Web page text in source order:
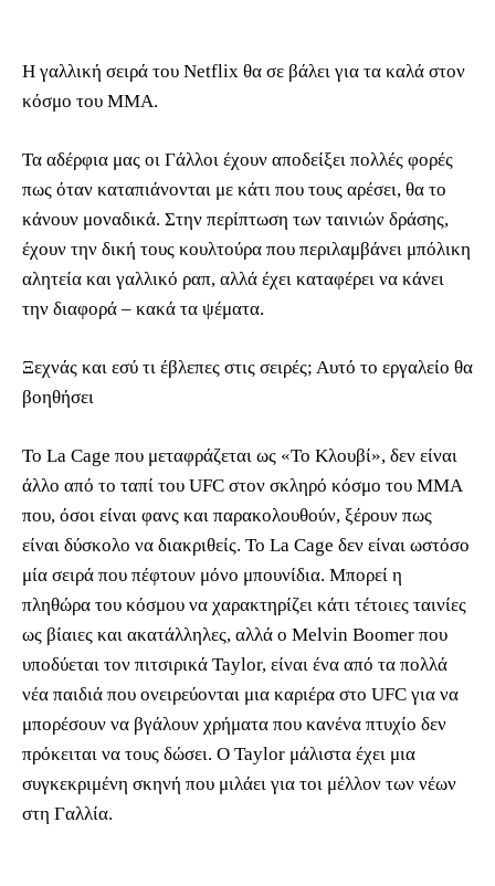
Η γαλλική σειρά του Netflix θα σε βάλει για τα καλά στον
κόσμο του ΜΜΑ.
Τα αδέρφια μας οι Γάλλοι έχουν αποδείξει πολλές φορές
πως όταν καταπιάνονται με κάτι που τους αρέσει, θα το
κάνουν μοναδικά. Στην περίπτωση των ταινιών δράσης,
έχουν την δική τους κουλτούρα που περιλαμβάνει μπόλικη
αλητεία και γαλλικό ραπ, αλλά έχει καταφέρει να κάνει
την διαφορά – κακά τα ψέματα.
Ξεχνάς και εσύ τι έβλεπες στις σειρές; Αυτό το εργαλείο θα
βοηθήσει
Το La Cage που μεταφράζεται ως «Το Κλουβί», δεν είναι
άλλο από το ταπί του UFC στον σκληρό κόσμο του ΜΜΑ
που, όσοι είναι φανς και παρακολουθούν, ξέρουν πως
είναι δύσκολο να διακριθείς. Το La Cage δεν είναι ωστόσο
μία σειρά που πέφτουν μόνο μπουνίδια. Μπορεί η
πληθώρα του κόσμου να χαρακτηρίζει κάτι τέτοιες ταινίες
ως βίαιες και ακατάλληλες, αλλά ο Melvin Boomer που
υποδύεται τον πιτσιρικά Taylor, είναι ένα από τα πολλά
νέα παιδιά που ονειρεύονται μια καριέρα στο UFC για να
μπορέσουν να βγάλουν χρήματα που κανένα πτυχίο δεν
πρόκειται να τους δώσει. O Taylor μάλιστα έχει μια
συγκεκριμένη σκηνή που μιλάει για τοι μέλλον των νέων
στη Γαλλία.